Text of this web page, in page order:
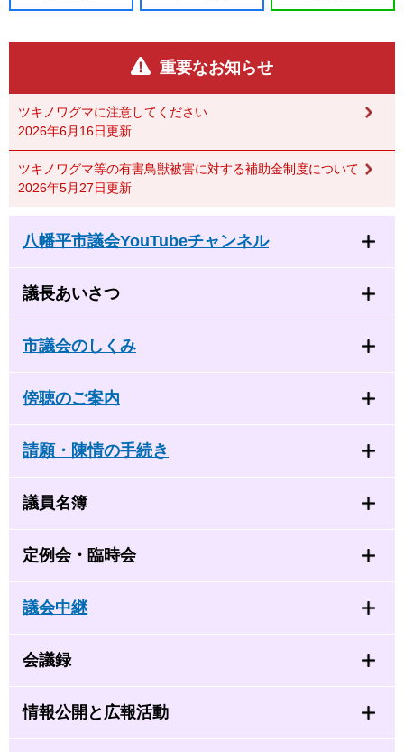
重要なお知らせ
ツキノワグマに注意してください
2026年6月16日更新
ツキノワグマ等の有害鳥獣被害に対する補助金制度について
2026年5月27日更新
八幡平市議会YouTubeチャンネル
議長あいさつ
市議会のしくみ
傍聴のご案内
請願・陳情の手続き
議員名簿
定例会・臨時会
議会中継
会議録
情報公開と広報活動